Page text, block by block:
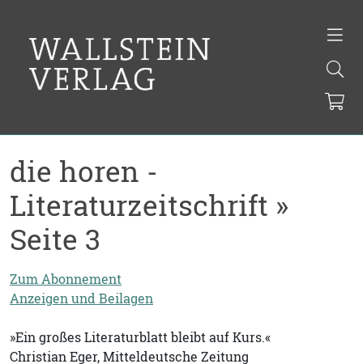
die horen -
Literaturzeitschrift »
Seite 3
Zum Abonnement
Anzeigen und Beilagen
»Ein großes Literaturblatt bleibt auf Kurs.«
Christian Eger, Mitteldeutsche Zeitung